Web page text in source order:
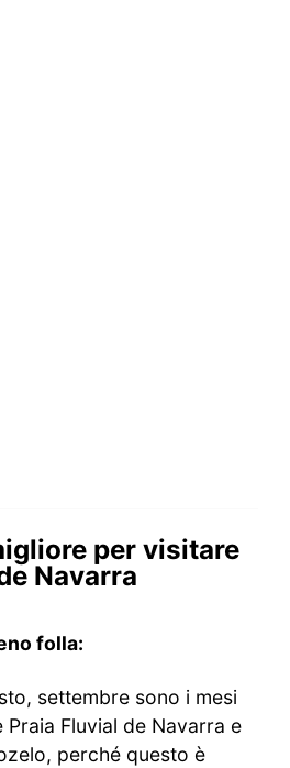
per visitare
Navarra
folla:
settembre sono i mesi
Fluvial de Navarra e
perché questo è